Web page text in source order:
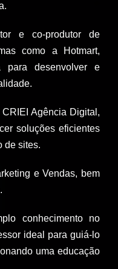
e co-produtor de
como a Hotmart,
para desenvolver e
Agência Digital,
soluções eficientes
de sites.
e Vendas, bem
conhecimento no
ideal para guiá-lo
uma educação